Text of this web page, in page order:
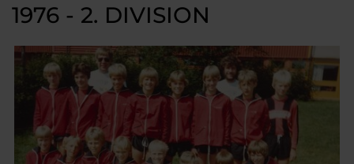
1976 - 2. DIVISION